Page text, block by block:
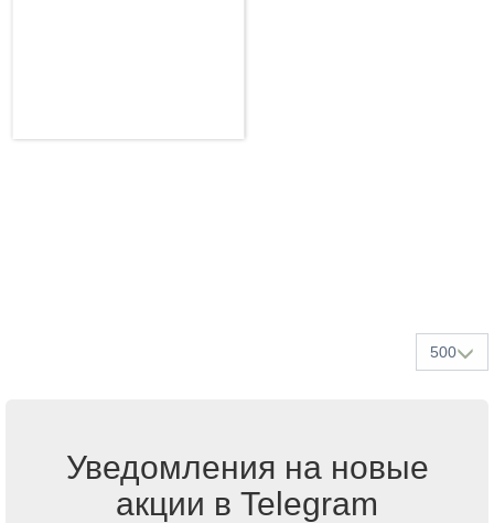
500
Уведомления на новые
акции в Telegram